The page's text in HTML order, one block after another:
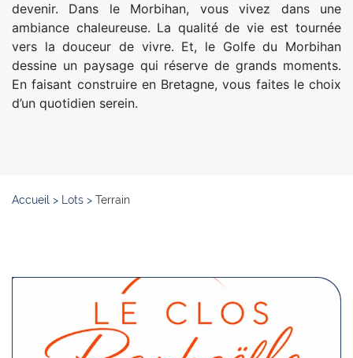
devenir. Dans le Morbihan, vous vivez dans une
ambiance chaleureuse. La qualité de vie est tournée
vers la douceur de vivre. Et, le Golfe du Morbihan
dessine un paysage qui réserve de grands moments.
En faisant construire en Bretagne, vous faites le choix
d’un quotidien serein.
Accueil > Lots > Terrain